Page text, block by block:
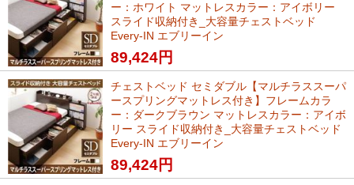
ー：ホワイト マットレスカラー：アイボリー
スライド収納付き_大容量チェストベッド
Every-IN エブリーイン
89,424円
チェストベッド セミダブル【マルチラススーパ
ースプリングマットレス付き】フレームカラ
ー：ダークブラウン マットレスカラー：アイボ
リー スライド収納付き_大容量チェストベッド
Every-IN エブリーイン
89,424円